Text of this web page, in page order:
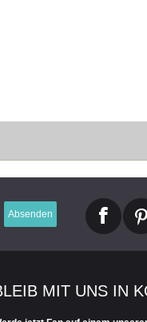
Absenden
MIT UNS IN